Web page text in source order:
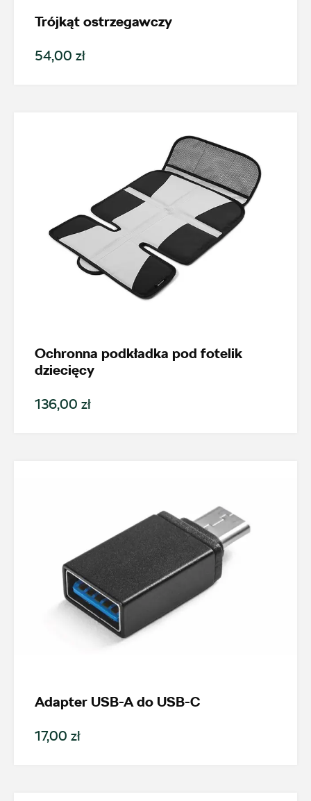
Trójkąt ostrzegawczy
54,00 zł
Ochronna podkładka pod fotelik
dziecięcy
136,00 zł
Adapter USB-A do USB-C
17,00 zł
Wybierz dealera obsługującego
Twoje zapytanie
AMD Auto Centrum